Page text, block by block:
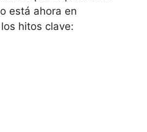
está ahora en
hitos clave: